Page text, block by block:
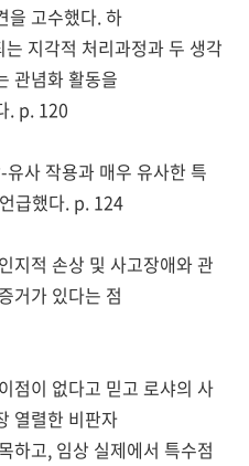
을 고수했다. 하
지각적 처리과정과 두 생각
관념화 활동을
. p. 120
사 작용과 매우 유사한 특
급했다. p. 124
지적 손상 및 사고장애와 관
거가 있다는 점
점이 없다고 믿고 로샤의 사
열렬한 비판자
하고, 임상 실제에서 특수점